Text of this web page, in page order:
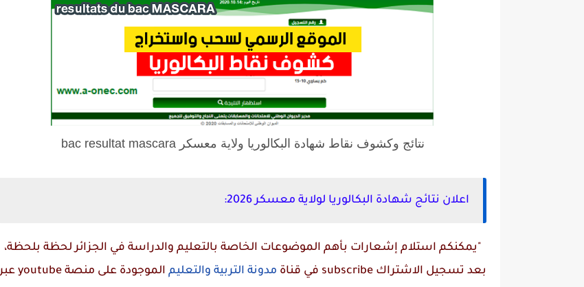
نتائج وكشوف نقاط شهادة البكالوريا ولاية معسكر bac resultat mascara
اعلان نتائج شهادة البكالوريا لولاية معسكر 2026:
"يمكنكم استلام إشعارات بأهم الموضوعات الخاصة بالتعليم والدراسة في الجزائر لحظة بلحظة،
بعد تسجيل الاشتراكsubscribe في قناة مدونة التربية والتعليم الموجودة على منصةyoutube عبر